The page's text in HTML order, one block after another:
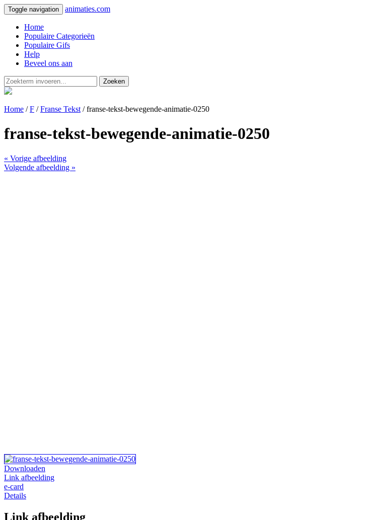
Toggle navigation animaties.com
Home
Populaire Categorieën
Populaire Gifs
Help
Beveel ons aan
Zoeken
Home /F /Franse Tekst / franse-tekst-bewegende-animatie-0250
franse-tekst-bewegende-animatie-0250
« Vorige afbeelding
Volgende afbeelding »
Downloaden
Link afbeelding
e-card
Details
Link afbeelding